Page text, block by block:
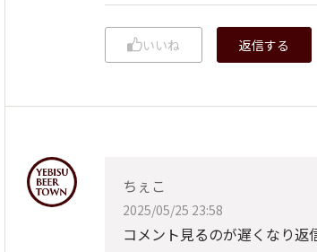
いいね 返信する
ちぇこ
2025/05/25 23:58
コメント見るのが遅くなり